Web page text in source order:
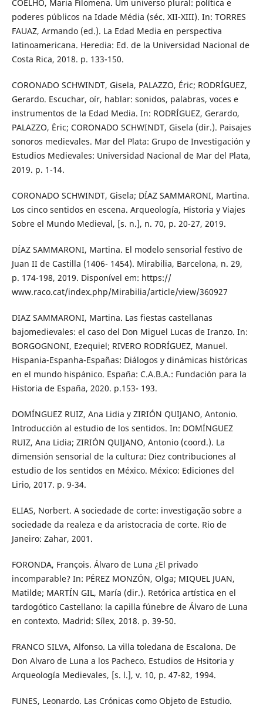
COELHO, Maria Filomena. Um universo plural: política e
poderes públicos na Idade Média (séc. XII-XIII). In: TORRES
FAUAZ, Armando (ed.). La Edad Media en perspectiva
latinoamericana. Heredia: Ed. de la Universidad Nacional de
Costa Rica, 2018. p. 133-150.
CORONADO SCHWINDT, Gisela, PALAZZO, Éric; RODRÍGUEZ,
Gerardo. Escuchar, oír, hablar: sonidos, palabras, voces e
instrumentos de la Edad Media. In: RODRÍGUEZ, Gerardo,
PALAZZO, Éric; CORONADO SCHWINDT, Gisela (dir.). Paisajes
sonoros medievales. Mar del Plata: Grupo de Investigación y
Estudios Medievales: Universidad Nacional de Mar del Plata,
2019. p. 1-14.
CORONADO SCHWINDT, Gisela; DÍAZ SAMMARONI, Martina.
Los cinco sentidos en escena. Arqueología, Historia y Viajes
Sobre el Mundo Medieval, [s. n.], n. 70, p. 20-27, 2019.
DÍAZ SAMMARONI, Martina. El modelo sensorial festivo de
Juan II de Castilla (1406- 1454). Mirabilia, Barcelona, n. 29,
p. 174-198, 2019. Disponível em: https://
www.raco.cat/index.php/Mirabilia/article/view/360927
DIAZ SAMMARONI, Martina. Las fiestas castellanas
bajomedievales: el caso del Don Miguel Lucas de Iranzo. In:
BORGOGNONI, Ezequiel; RIVERO RODRÍGUEZ, Manuel.
Hispania-Espanha-Españas: Diálogos y dinámicas históricas
en el mundo hispánico. España: C.A.B.A.: Fundación para la
Historia de España, 2020. p.153- 193.
DOMÍNGUEZ RUIZ, Ana Lidia y ZIRIÓN QUIJANO, Antonio.
Introducción al estudio de los sentidos. In: DOMÍNGUEZ
RUIZ, Ana Lidia; ZIRIÓN QUIJANO, Antonio (coord.). La
dimensión sensorial de la cultura: Diez contribuciones al
estudio de los sentidos en México. México: Ediciones del
Lirio, 2017. p. 9-34.
ELIAS, Norbert. A sociedade de corte: investigação sobre a
sociedade da realeza e da aristocracia de corte. Rio de
Janeiro: Zahar, 2001.
FORONDA, François. Álvaro de Luna ¿El privado
incomparable? In: PÉREZ MONZÓN, Olga; MIQUEL JUAN,
Matilde; MARTÍN GIL, María (dir.). Retórica artística en el
tardogótico Castellano: la capilla fúnebre de Álvaro de Luna
en contexto. Madrid: Sílex, 2018. p. 39-50.
FRANCO SILVA, Alfonso. La villa toledana de Escalona. De
Don Alvaro de Luna a los Pacheco. Estudios de Hsitoria y
Arqueología Medievales, [s. l.], v. 10, p. 47-82, 1994.
FUNES, Leonardo. Las Crónicas como Objeto de Estudio.